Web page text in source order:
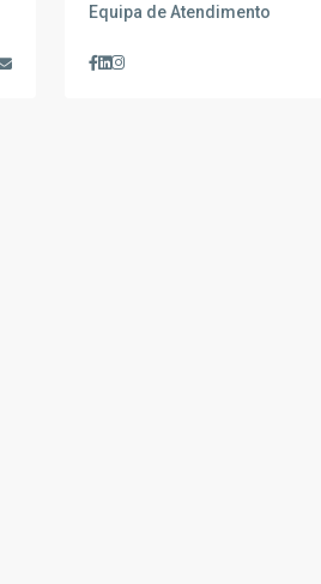
Equipa de Atendimento